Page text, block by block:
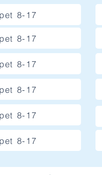
8-17
8-17
8-17
8-17
8-17
8-17